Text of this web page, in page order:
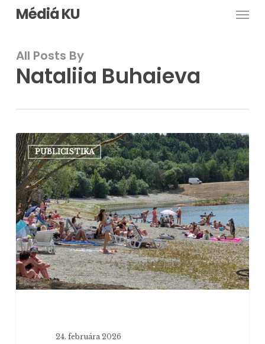
Skip
content
Médiá KU
All Posts By
Nataliia Buhaieva
Mestská
pláž
na
Liptovskej
Mare:
Dovolenkový
hit
alebo
sklamanie
sezóny?
PUBLICISTIKA
24. februára 2026